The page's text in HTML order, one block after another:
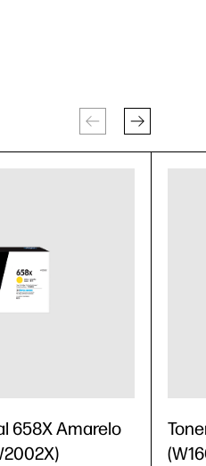
658X Amarelo